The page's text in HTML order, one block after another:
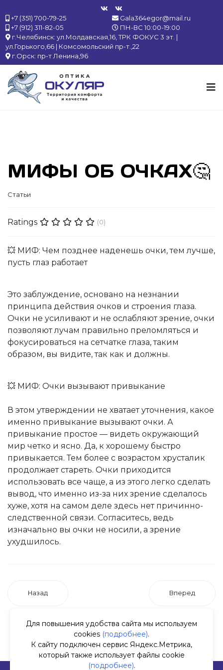
+7 (351) 700-79-25
+7 (912) 311-82-05
Gala364egor@mail.ru
ПН-ВС 10:00-19:00
г.Челябинск: ул.Молдавская,16, ТРК ФОКУС 3 эт. |
ул.Горького,66 | Комсомольский пр-т.,22
г.Орск: пр-т Ленина,96
МИФЫ ОБ ОЧКАХ🤔
Статьи
Ratings (0)
💥 МИФ: Чем позднее наденешь очки, тем лучше,
пусть глаз работает
Это заблуждение, основано на незнании
принципа действия очков и строения глаза.
Очки не усиливают и не ослабляют зрение, очки
позволяют лучам правильно преломляться и
фокусироваться на сетчатке глаза, таким
образом, вы видите, так как и должны.
💥 МИФ: Очки вызывают привыкание
В этом утверждении не хватает уточнения, какое
именно привыкание вызывают очки. А
привыкание простое — видеть окружающий
мир четко и ясно. Да, к хорошему быстро
привыкается. Тем более с возрастом хрусталик
продолжает стареть. Очки приходится
использовать все чаще, а из этого легко сделать
вывод, что именно из-за них зрение сделалось
хуже, хотя на самом деле здесь нет причинно-
следственной связи. Согласитесь, ведь
изначально вы очки не носили, а зрение
ухудшилось.
Назад Вперед
Для повышения удобства сайта мы используем
cookies (подробнее).
К сайту подключен сервис Яндекс.Метрика,
который также использует файлы cookie
(подробнее).